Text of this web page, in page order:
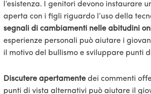
l’esistenza. I genitori devono instaurare
aperta con i figli riguardo l’uso della
segnali di cambiamenti nelle abitudini
esperienze personali può aiutare i
il motivo del bullismo e sviluppare punti
Discutere apertamente dei commenti
punti di vista alternativi può aiutare il